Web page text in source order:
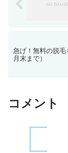
急げ！無料の脱
月末まで）
コメント